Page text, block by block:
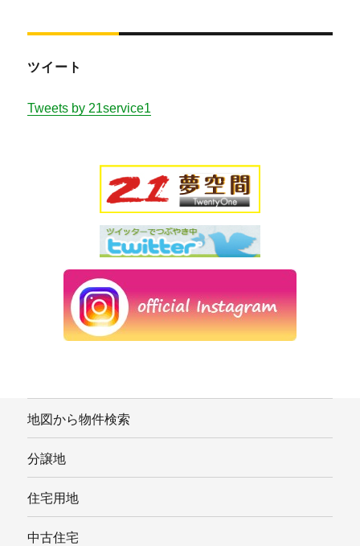
ツイート
Tweets by 21service1
地図から物件検索
分譲地
住宅用地
中古住宅